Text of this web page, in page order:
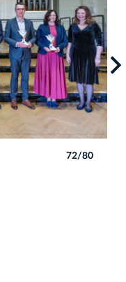
72/80